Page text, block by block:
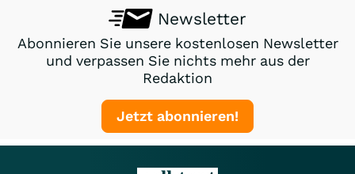
Newsletter
Abonnieren Sie unsere kostenlosen Newsletter
und verpassen Sie nichts mehr aus der
Redaktion
Jetzt abonnieren!